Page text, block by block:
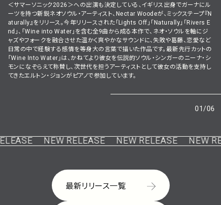
＜サマーソニック2026＞への出演も決定している、イギリス出身でガーナにル
ーツを持つ新鋭ネオソウル・アーティスト、Nectar Woodeが、ミックステープ『N
aturally』をリリース。今年リリースされた「Lights Off」「Naturally」「Rivers E
nd」、「Wine into Water」を含む全9曲から成る本作で、ネオ・ソウルを軸にジ
ャズやフォークを融合させた温かく爽やかなサウンドに、失敗や葛藤、恋愛など
日常の中で経験する感情を等身大の言葉で描いた作品です。最新先行カットの
「Wine Into Water」は、かねてより彼女を伝説的ソウル・シンガーのニーナ・シ
モンになぞらえて称賛し、次世代を担うアーティストとして彼女の活動を支持し
てきたエルトン・ジョンがピアノで参加しています。
01/06
NEW RELEASE NEW RELEASE NEW
最新リリース一覧